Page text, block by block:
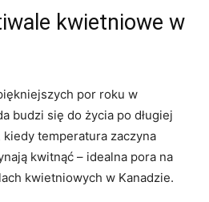
kwietniowe w
por roku w
budzi się do życia ‌po długiej
temperatura zaczyna
kwitnąć – idealna pora na
kwietniowych‍ w Kanadzie.